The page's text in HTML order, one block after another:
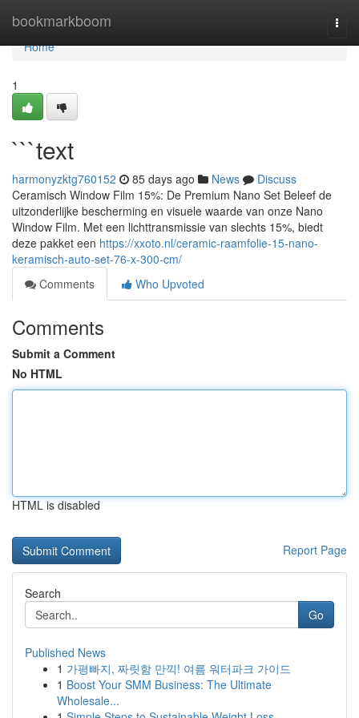
bookmarkboom
Home
Home
1
```text
harmonyzktg760152 85 days ago News
Discuss
Ceramisch Window Film 15%: De Premium Nano Set Beleef de
uitzonderlijke bescherming en visuele waarde van onze Nano
Window Film. Met een lichttransmissie van slechts 15%, biedt
deze pakket een https://xxoto.nl/ceramic-raamfolie-15-nano-
keramisch-auto-set-76-x-300-cm/
Comments
Who Upvoted
Comments
Submit a Comment
No HTML
HTML is disabled
Report Page
Search
Go
Published News
1 가평빠지, 짜릿함 만끽! 여름 워터파크 가이드
1 Boost Your SMM Business: The Ultimate
Wholesale...